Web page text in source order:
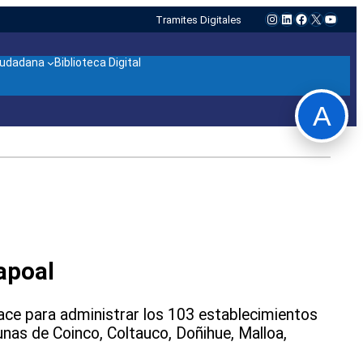
Tramites Digitales Instagram
LinkedIn
Facebook
X
Biblioteca Digital
para administrar los 103 establecimientos
de Coinco, Coltauco, Doñihue, Malloa,
A